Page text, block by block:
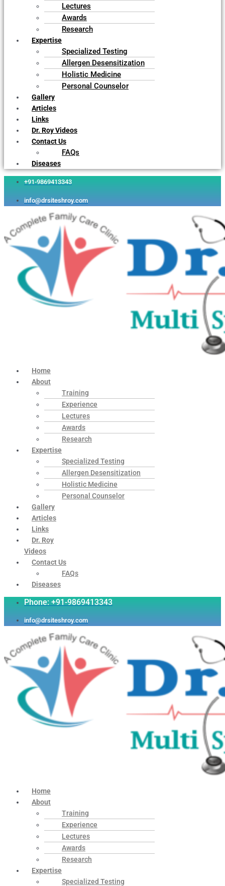
Lectures
Awards
Research
Expertise
Specialized Testing
Allergen Desensitization
Holistic Medicine
Personal Counselor
Gallery
Articles
Links
Dr. Roy Videos
Contact Us
FAQs
Diseases
+91-9869413343
info@drsiteshroy.com
Home
About
Training
Experience
Lectures
Awards
Research
Expertise
Specialized Testing
Allergen Desensitization
Holistic Medicine
Personal Counselor
Gallery
Articles
Links
Dr. Roy
Videos
Contact Us
FAQs
Diseases
Phone: +91-9869413343
info@drsiteshroy.com
Home
About
Training
Experience
Lectures
Awards
Research
Expertise
Specialized Testing